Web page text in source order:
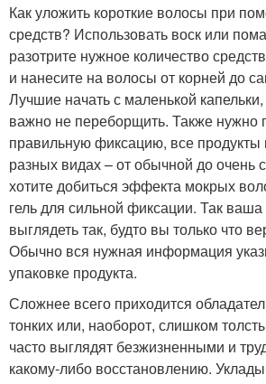
Как уложить короткие волосы при
средств? Использовать воск или
разотрите нужное количество
и нанесите на волосы от корней до
Лучшие начать с маленькой
важно не переборщить. Также нужно
правильную фиксацию, все продукты
разных видах – от обычной до очень
хотите добиться эффекта мокрых
гель для сильной фиксации. Так ваша
выглядеть так, будто вы только что
Обычно вся нужная информация
упаковке продукта.
Сложнее всего приходится
тонких или, наоборот, слишком
часто выглядят безжизненными и
какому-либо восстановлению.